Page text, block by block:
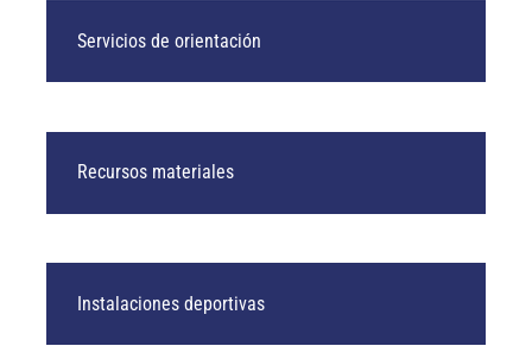
Servicios de orientación
Recursos materiales
Instalaciones deportivas